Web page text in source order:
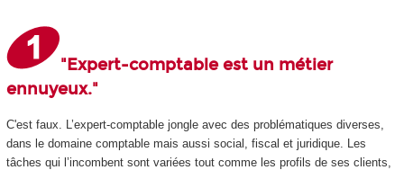
"Expert-comptable est un métier
ennuyeux."
C'est faux. L’expert-comptable jongle avec des problématiques diverses,
dans le domaine comptable mais aussi social, fiscal et juridique. Les
tâches qui l’incombent sont variées tout comme les profils de ses clients,